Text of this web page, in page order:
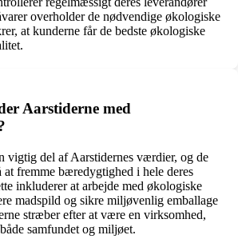
overholder de nødvendige økologiske
at kunderne får de bedste økologiske
Aarstiderne med
vigtig del af Aarstidernes værdier, og de
at fremme bæredygtighed i hele deres
inkluderer at arbejde med økologiske
madspild og sikre miljøvenlig emballage
stræber efter at være en virksomhed,
samfundet og miljøet.